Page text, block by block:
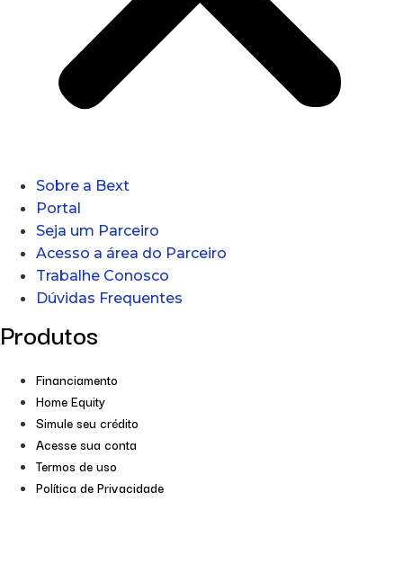
Sobre a Bext
Portal
Seja um Parceiro
Acesso a área do Parceiro
Trabalhe Conosco
Dúvidas Frequentes
Produtos
Financiamento
Home Equity
Simule seu crédito
Acesse sua conta
Termos de uso
Política de Privacidade